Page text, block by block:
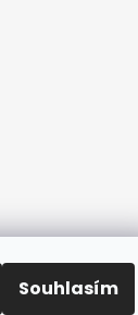
Souhlasím